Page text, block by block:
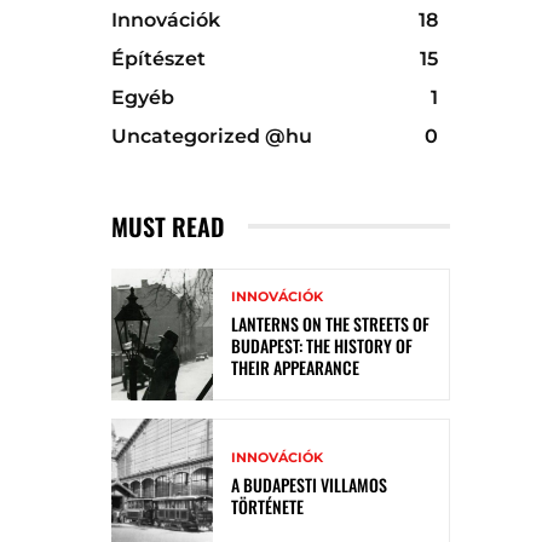
Innovációk
18
Építészet
15
Egyéb
1
Uncategorized @hu
0
MUST READ
INNOVÁCIÓK
LANTERNS ON THE STREETS OF
BUDAPEST: THE HISTORY OF
THEIR APPEARANCE
INNOVÁCIÓK
A BUDAPESTI VILLAMOS
TÖRTÉNETE